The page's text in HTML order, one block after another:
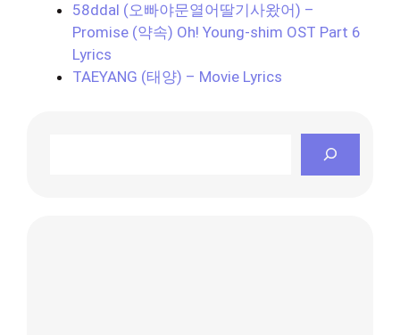
58ddal (오빠야문열어딸기사왔어) –
Promise (약속) Oh! Young-shim OST Part 6
Lyrics
TAEYANG (태양) – Movie Lyrics